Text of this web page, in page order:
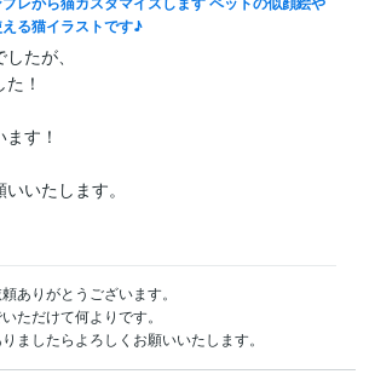
る猫イラストです♪
たが、
！
す！
いたします。
ありがとうございます。
ただけて何よりです。
ましたらよろしくお願いいたします。